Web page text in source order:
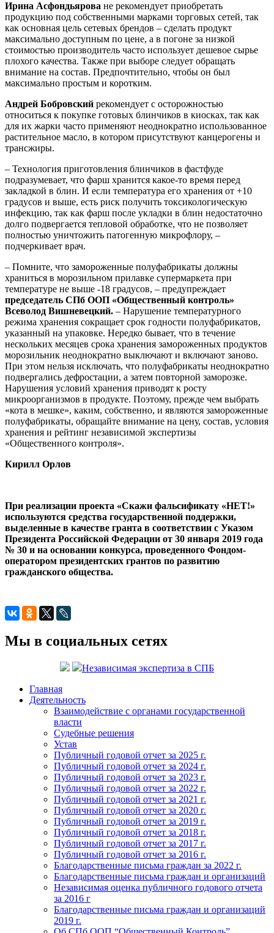
Ирина Асфондьярова не рекомендует приобретать
продукцию под собственными марками торговых сетей, так
как основная цель сетевых брендов – сделать продукт
максимально доступным по цене, а в погоне за низкой
стоимостью производитель часто использует дешевое сырье
плохого качества. Также при выборе следует обращать
внимание на состав. Предпочтительно, чтобы он был
максимально простым и коротким.
Андрей Бобровский рекомендует с осторожностью
относиться к покупке готовых блинчиков в киосках, так как
для их жарки часто применяют неоднократно использованное
растительное масло, в котором присутствуют канцерогены и
трансжиры.
– Технология приготовления блинчиков в фастфуде
подразумевает, что фарш хранится какое-то время перед
закладкой в блин. И если температура его хранения от +10
градусов и выше, есть риск получить токсикологическую
инфекцию, так как фарш после укладки в блин недостаточно
долго подвергается тепловой обработке, что не позволяет
полностью уничтожить патогенную микрофлору, –
подчеркивает врач.
– Помните, что замороженные полуфабрикаты должны
храниться в морозильном прилавке супермаркета при
температуре не выше -18 градусов, – предупреждает
председатель СПб ООП «Общественный контроль»
Всеволод Вишневецкий. – Нарушение температурного
режима хранения сокращает срок годности полуфабрикатов,
указанный на упаковке. Нередко бывает, что в течение
нескольких месяцев срока хранения замороженных продуктов
морозильник неоднократно выключают и включают заново.
При этом нельзя исключать, что полуфабрикаты неоднократно
подвергались дефростации, а затем повторной заморозке.
Нарушения условий хранения приводят к росту
микроорганизмов в продукте. Поэтому, прежде чем выбрать
«кота в мешке», каким, собственно, и являются замороженные
полуфабрикаты, обращайте внимание на цену, состав, условия
хранения и рейтинг независимой экспертизы
«Общественного контроля».
Кирилл Орлов
При реализации проекта «Скажи фальсификату «НЕТ!»
используются средства государственной поддержки,
выделенные в качестве гранта в соответствии с Указом
Президента Российской Федерации от 30 января 2019 года
№ 30 и на основании конкурса, проведенного Фондом-
оператором президентских грантов по развитию
гражданского общества.
Мы в социальных сетях
Независимая экспертиза в СПБ
Главная
Деятельность
Взаимодействие с органами государственной
власти
Судебные решения
Устав
Публичный годовой отчет за 2025 г.
Публичный годовой отчет за 2024 г.
Публичный годовой отчет за 2023 г.
Публичный годовой отчет за 2022 г.
Публичный годовой отчет за 2021 г.
Публичный годовой отчет за 2020 г.
Публичный годовой отчет за 2019 г.
Публичный годовой отчет за 2018 г.
Публичный годовой отчет за 2017 г.
Публичный годовой отчет за 2016 г.
Благодарственные письма граждан за 2022 г.
Благодарственные письма граждан и организаций
Независимая оценка публичного годового отчета
за 2016 г
Благодарственные письма граждан и организаций
2019 г.